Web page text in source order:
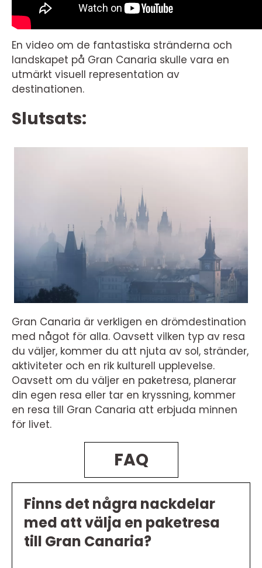
En video om de fantastiska stränderna och
landskapet på Gran Canaria skulle vara en
utmärkt visuell representation av
destinationen.
Slutsats:
Gran Canaria är verkligen en drömdestination
med något för alla. Oavsett vilken typ av resa
du väljer, kommer du att njuta av sol, stränder,
aktiviteter och en rik kulturell upplevelse.
Oavsett om du väljer en paketresa, planerar
din egen resa eller tar en kryssning, kommer
en resa till Gran Canaria att erbjuda minnen
för livet.
FAQ
Finns det några nackdelar
med att välja en paketresa
till Gran Canaria?